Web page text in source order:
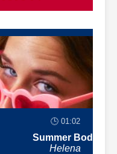
🕒 01:02
Summer Body
Helena